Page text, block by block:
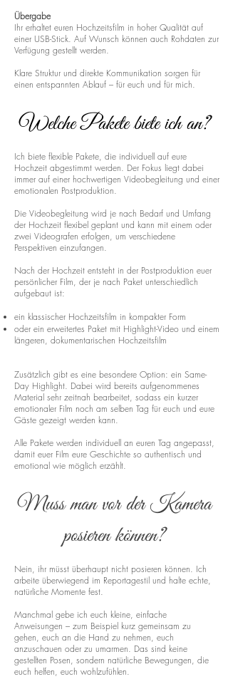
Übergabe
Ihr erhaltet euren Hochzeitsfilm in hoher Qualität auf
einer USB-Stick. Auf Wunsch können auch Rohdaten zur
Verfügung gestellt werden.
Klare Struktur und direkte Kommunikation sorgen für
einen entspannten Ablauf – für euch und für mich.
Welche Pakete biete ich an?
Ich biete flexible Pakete, die individuell auf eure
Hochzeit abgestimmt werden. Der Fokus liegt dabei
immer auf einer hochwertigen Videobegleitung und einer
emotionalen Postproduktion.
Die Videobegleitung wird je nach Bedarf und Umfang
der Hochzeit flexibel geplant und kann mit einem oder
zwei Videografen erfolgen, um verschiedene
Perspektiven einzufangen.
Nach der Hochzeit entsteht in der Postproduktion euer
persönlicher Film, der je nach Paket unterschiedlich
aufgebaut ist:
ein klassischer Hochzeitsfilm in kompakter Form
oder ein erweitertes Paket mit Highlight-Video und einem
längeren, dokumentarischen Hochzeitsfilm
Zusätzlich gibt es eine besondere Option: ein Same-
Day Highlight. Dabei wird bereits aufgenommenes
Material sehr zeitnah bearbeitet, sodass ein kurzer
emotionaler Film noch am selben Tag für euch und eure
Gäste gezeigt werden kann.
Alle Pakete werden individuell an euren Tag angepasst,
damit euer Film eure Geschichte so authentisch und
emotional wie möglich erzählt.
Muss man vor der Kamera
posieren können?
Nein, ihr müsst überhaupt nicht posieren können. Ich
arbeite überwiegend im Reportagestil und halte echte,
natürliche Momente fest.
Manchmal gebe ich euch kleine, einfache
Anweisungen – zum Beispiel kurz gemeinsam zu
gehen, euch an die Hand zu nehmen, euch
anzuschauen oder zu umarmen. Das sind keine
gestellten Posen, sondern natürliche Bewegungen, die
euch helfen, euch wohlzufühlen.